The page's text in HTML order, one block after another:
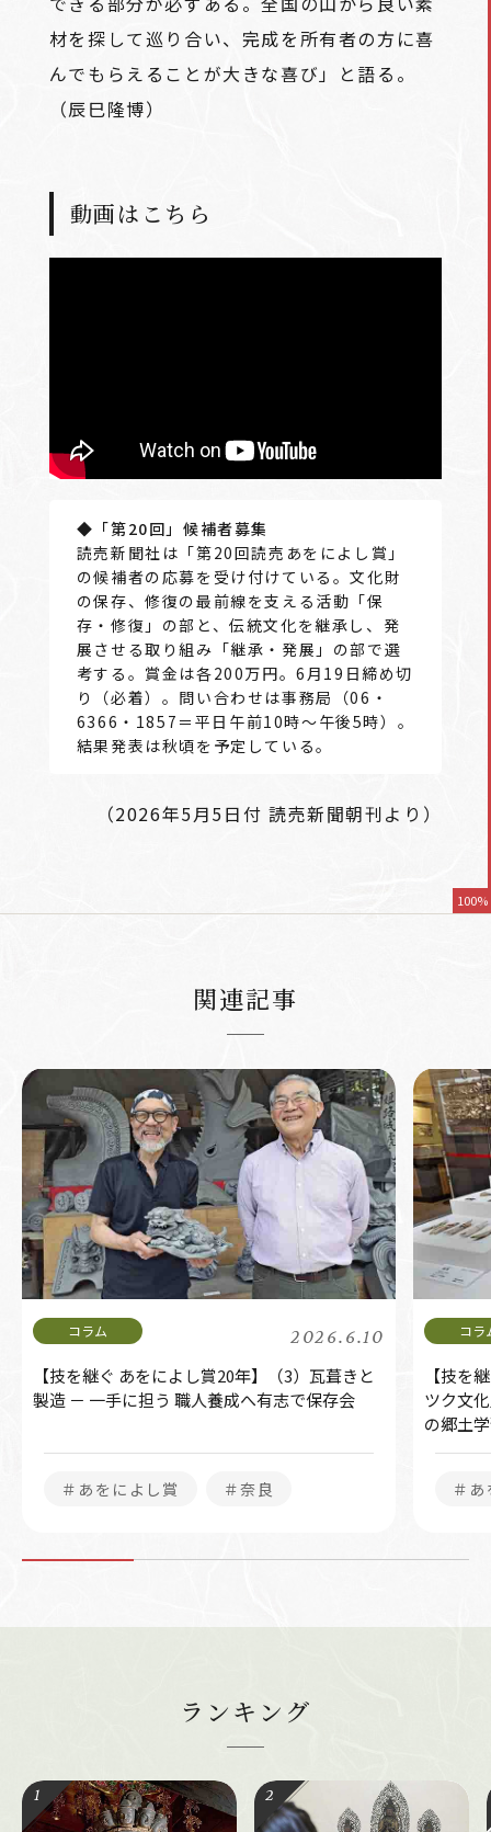
材を探して巡り合い、完成を所有者の方に喜
んでもらえることが大きな喜び」と語る。
（辰巳隆博）
動画はこちら
◆「第20回」候補者募集
読売新聞社は「第20回読売あをによし賞」
の候補者の応募を受け付けている。文化財
の保存、修復の最前線を支える活動「保
存・修復」の部と、伝統文化を継承し、発
展させる取り組み「継承・発展」の部で選
考する。賞金は各200万円。6月19日締め切
り（必着）。問い合わせは事務局（06・
6366・1857＝平日午前10時～午後5時）。
結果発表は秋頃を予定している。
（2026年5月5日付 読売新聞朝刊より）
100%
関連記事
2026.6.10
【技を継ぐ あをによし賞20年】（3）瓦葺きと
製造 － 一手に担う 職人養成へ有志で保存会
＃あをによし賞 ＃奈良
【技を
ツク文
の郷土
＃
ランキング